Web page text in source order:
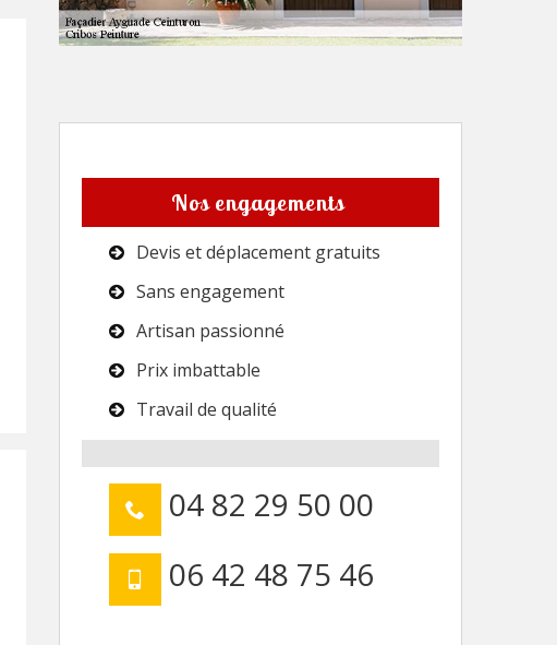
Nos engagements
Devis et déplacement gratuits
Sans engagement
Artisan passionné
Prix imbattable
Travail de qualité
04 82 29 50 00
06 42 48 75 46